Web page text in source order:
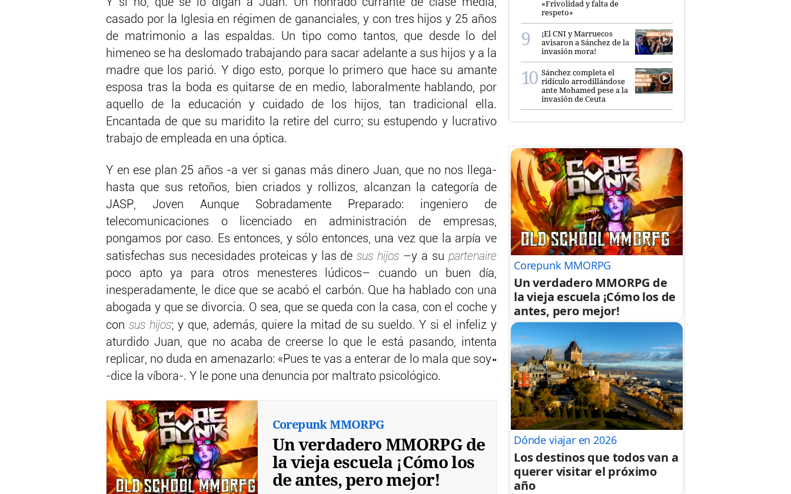
Y si no, que se lo digan a Juan. Un honrado currante de clase media,
casado por la Iglesia en régimen de gananciales, y con tres hijos y 25 años
de matrimonio a las espaldas. Un tipo como tantos, que desde lo del
himeneo se ha deslomado trabajando para sacar adelante a sus hijos y a la
madre que los parió. Y digo esto, porque lo primero que hace su amante
esposa tras la boda es quitarse de en medio, laboralmente hablando, por
aquello de la educación y cuidado de los hijos, tan tradicional ella.
Encantada de que su maridito la retire del curro; su estupendo y lucrativo
trabajo de empleada en una óptica.
Y en ese plan 25 años -a ver si ganas más dinero Juan, que no nos llega-
hasta que sus retoños, bien criados y rollizos, alcanzan la categoría de
JASP, Joven Aunque Sobradamente Preparado: ingeniero de
telecomunicaciones o licenciado en administración de empresas,
pongamos por caso. Es entonces, y sólo entonces, una vez que la arpía ve
satisfechas sus necesidades proteicas y las desus hijos –y a supartenaire
poco apto ya para otros menesteres lúdicos– cuando un buen día,
inesperadamente, le dice que se acabó el carbón. Que ha hablado con una
abogada y que se divorcia. O sea, que se queda con la casa, con el coche y
con sus hijos; y que, además, quiere la mitad de su sueldo. Y si el infeliz y
aturdido Juan, que no acaba de creerse lo que le está pasando, intenta
replicar, no duda en amenazarlo: «Pues te vas a enterar de lo mala que soy»
-dice la víbora-. Y le pone una denuncia por maltrato psicológico.
Corepunk MMORPG
Un verdadero MMORPG de
la vieja escuela ¡Cómo los
de antes, pero mejor!
«Frivolidad y falta de
respeto»
¡El CNI y Marruecos
avisaron a Sánchez de la
invasión mora!
Sánchez completa el
ridículo arrodillándose
ante Mohamed pese a la
invasión de Ceuta
Corepunk MMORPG
Un verdadero MMORPG de
la vieja escuela ¡Cómo los de
antes, pero mejor!
Dónde viajar en 2026
Los destinos que todos van a
querer visitar el próximo
año